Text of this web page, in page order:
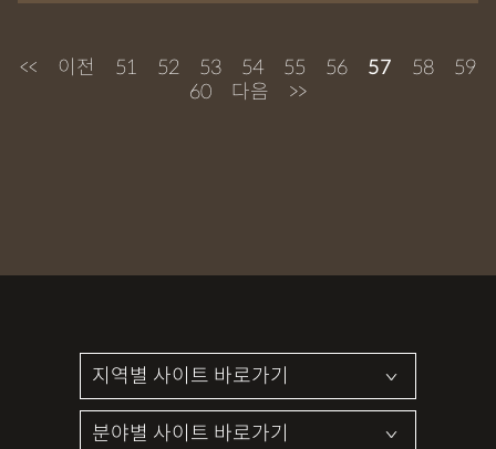
<< 이전 51 52 53 54 55 56 57 58
59
60
다음 >>